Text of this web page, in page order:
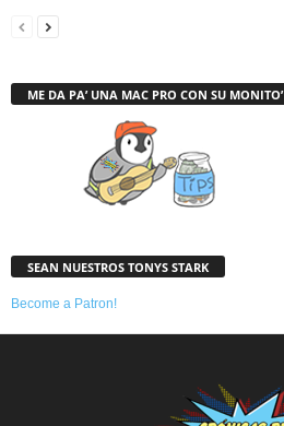
ME DA PA’ UNA MAC PRO CON SU MONITO’
SEAN NUESTROS TONYS STARK
Become a Patron!